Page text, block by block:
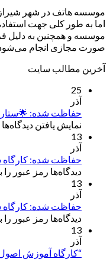
موسسه هاتف در شهر
اما به طور کلی جهت
موسسه و همچنین به دلیل
صورت مجازی انجام
آخرین مطالب سایت
25
آذر
حفاظت شده:
نمایش یافتن
13
آذر
حفاظت شده:
دیدگاه‌ها رمز عبور را
13
آذر
حفاظت شده:
دیدگاه‌ها رمز عبور را
13
آذر
“کارگاه آموزش